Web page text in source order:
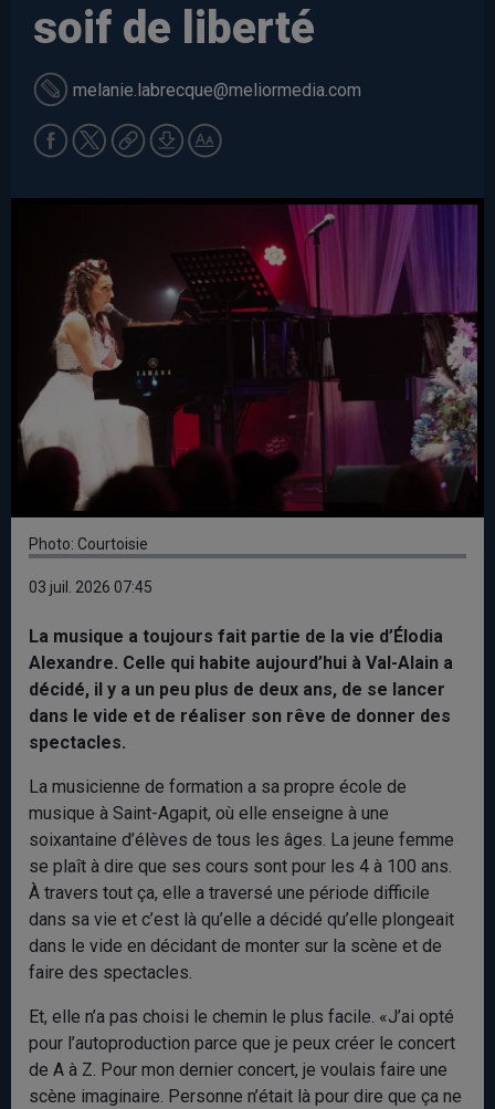
soif de liberté
melanie.labrecque@meliormedia.com
Photo: Courtoisie
03 juil. 2026 07:45
La musique a toujours fait partie de la vie d’Élodia
Alexandre. Celle qui habite aujourd’hui à Val-Alain a
décidé, il y a un peu plus de deux ans, de se lancer
dans le vide et de réaliser son rêve de donner des
spectacles.
La musicienne de formation a sa propre école de
musique à Saint-Agapit, où elle enseigne à une
soixantaine d’élèves de tous les âges. La jeune femme
se plaît à dire que ses cours sont pour les 4 à 100 ans.
À travers tout ça, elle a traversé une période difficile
dans sa vie et c’est là qu’elle a décidé qu’elle plongeait
dans le vide en décidant de monter sur la scène et de
faire des spectacles.
Et, elle n’a pas choisi le chemin le plus facile. «J’ai opté
pour l’autoproduction parce que je peux créer le concert
de A à Z. Pour mon dernier concert, je voulais faire une
scène imaginaire. Personne n’était là pour dire que ça ne